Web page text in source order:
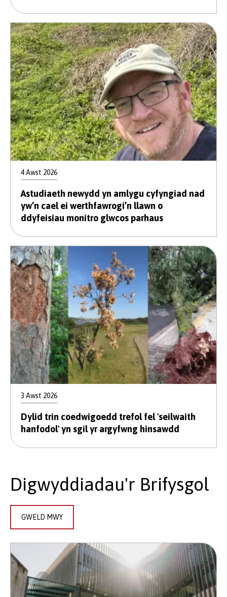
4 Awst 2026
Astudiaeth newydd yn amlygu cyfyngiad nad
yw’n cael ei werthfawrogi’n llawn o
ddyfeisiau monitro glwcos parhaus
3 Awst 2026
Dylid trin coedwigoedd trefol fel 'seilwaith
hanfodol' yn sgil yr argyfwng hinsawdd
Digwyddiadau'r Brifysgol
GWELD MWY